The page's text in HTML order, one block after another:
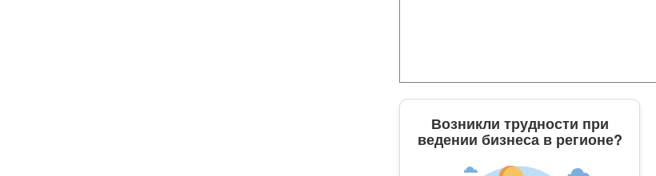
Возникли трудности при
ведении бизнеса в регионе?